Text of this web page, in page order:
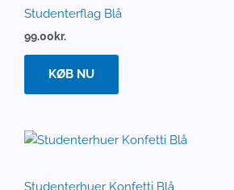
Studenterflag Blå
99.00kr.
KØB NU
Studenterhuer Konfetti Blå